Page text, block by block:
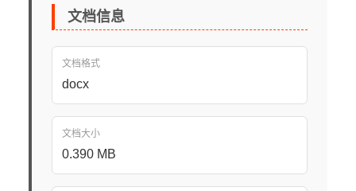
文档信息
文档格式
docx
文档大小
0.390 MB